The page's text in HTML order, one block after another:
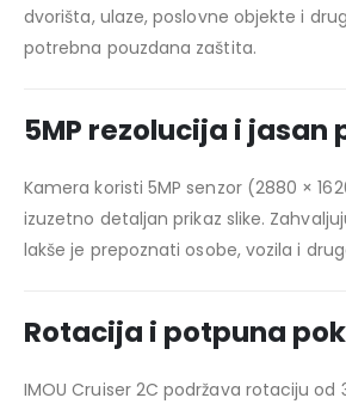
dvorišta, ulaze, poslovne objekte i
potrebna pouzdana zaštita.
5MP rezolucija i jasan
Kamera koristi 5MP senzor (2880 ×
izuzetno detaljan prikaz slike.
lakše je prepoznati osobe, vozila i
Rotacija i potpuna
IMOU Cruiser 2C podržava rotaciju od